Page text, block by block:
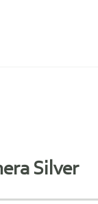
Silver